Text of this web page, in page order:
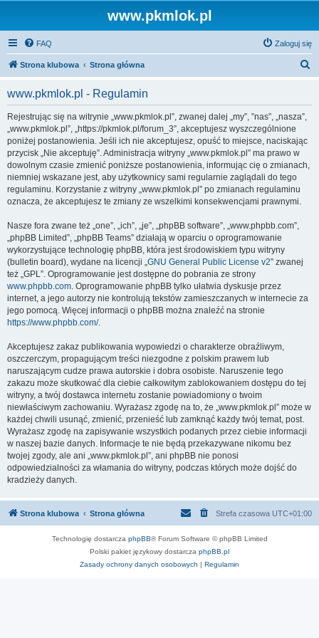
www.pkmlok.pl
FAQ Zaloguj się
Strona klubowa Strona główna
www.pkmlok.pl - Regulamin
Rejestrując się na witrynie „www.pkmlok.pl”, zwanej dalej „my”, ”nas”, „nasza”,
„www.pkmlok.pl”, „https://pkmlok.pl/forum_3”, akceptujesz wyszczególnione
poniżej postanowienia. Jeśli ich nie akceptujesz, opuść to miejsce, naciskając
przycisk „Nie akceptuję”. Administracja witryny „www.pkmlok.pl” ma prawo w
dowolnym czasie zmienić poniższe postanowienia, informując cię o zmianach,
niemniej wskazane jest, aby użytkownicy sami regularnie zaglądali do tego
regulaminu. Korzystanie z witryny „www.pkmlok.pl” po zmianach regulaminu
oznacza, że akceptujesz te zmiany ze wszelkimi konsekwencjami prawnymi.
Nasze fora zwane też „one”, „ich”, „je”, „phpBB software”, „www.phpbb.com”,
„phpBB Limited”, „phpBB Teams” działają w oparciu o oprogramowanie
wykorzystujące technologię phpBB, która jest środowiskiem typu witryny
(bulletin board), wydane na licencji „GNU General Public License v2” zwanej
też „GPL”. Oprogramowanie jest dostępne do pobrania ze strony
www.phpbb.com. Oprogramowanie phpBB tylko ułatwia dyskusje przez
internet, a jego autorzy nie kontrolują tekstów zamieszczanych w internecie za
jego pomocą. Więcej informacji o phpBB można znaleźć na stronie
https://www.phpbb.com/.
Akceptujesz zakaz publikowania wypowiedzi o charakterze obraźliwym,
oszczerczym, propagującym treści niezgodne z polskim prawem lub
naruszającym cudze prawa autorskie i dobra osobiste. Naruszenie tego
zakazu może skutkować dla ciebie całkowitym zablokowaniem dostępu do tej
witryny, a twój dostawca internetu zostanie powiadomiony o twoim
niewłaściwym zachowaniu. Wyrażasz zgodę na to, że „www.pkmlok.pl” może w
każdej chwili usunąć, zmienić, przenieść lub zamknąć każdy twój temat, post.
Wyrażasz zgodę na zapisywanie wszystkich podanych przez ciebie informacji
w naszej bazie danych. Informacje te nie będą przekazywane nikomu bez
twojej zgody, ale ani „www.pkmlok.pl”, ani phpBB nie ponosi
odpowiedzialności za włamania do witryny, podczas których może dojść do
kradzieży danych.
Strona klubowa Strona główna Strefa czasowa UTC+01:00
Technologię dostarcza phpBB® Forum Software © phpBB Limited
Polski pakiet językowy dostarcza phpBB.pl
Zasady ochrony danych osobowych | Regulamin